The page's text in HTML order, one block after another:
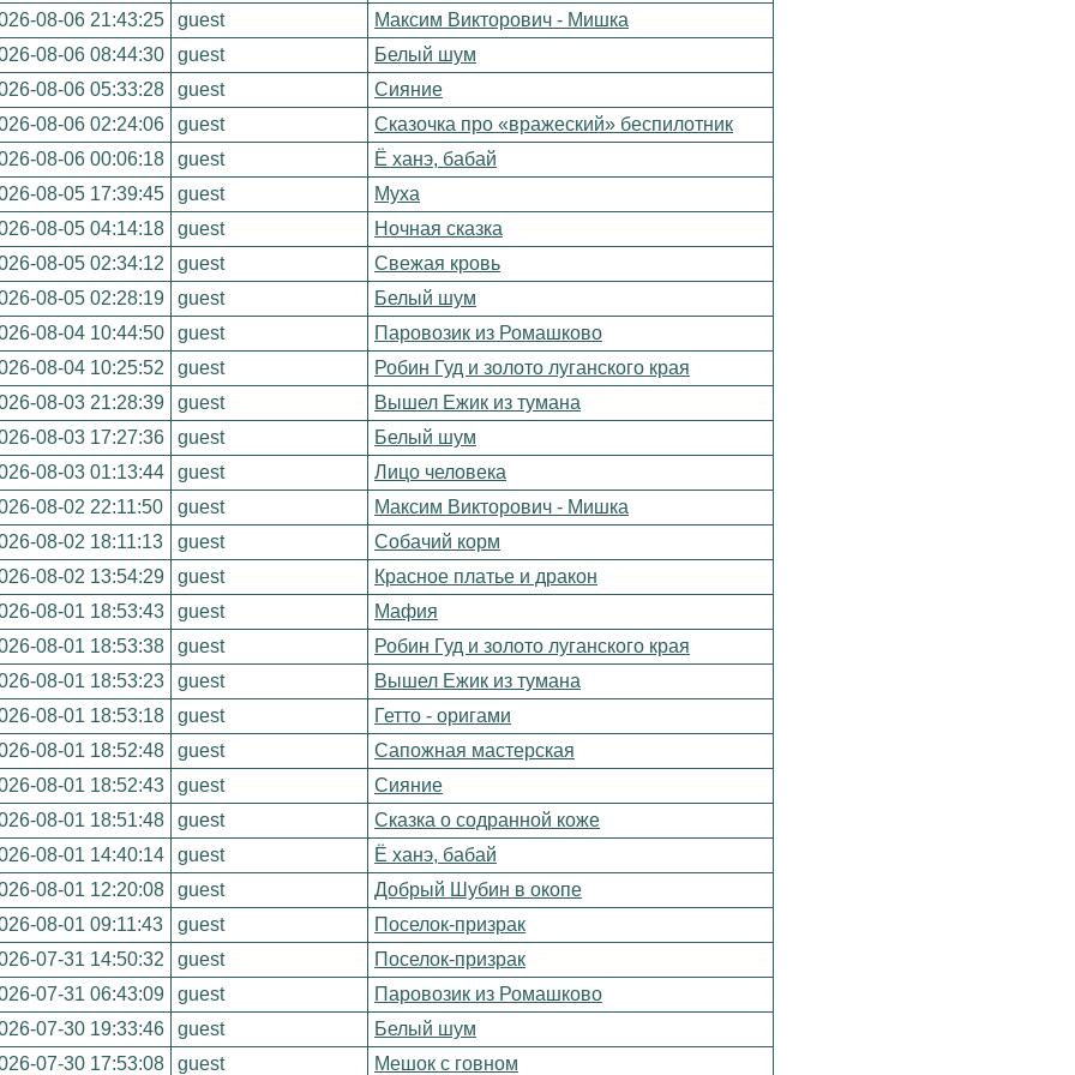
08-06 21:43:25 guest
Максим Викторович - Мишка
08-06 08:44:30
guest
Белый шум
08-06 05:33:28
guest
Сияние
08-06 02:24:06
guest
Сказочка про «вражеский» беспилотник
08-06 00:06:18
guest
Ё ханэ, бабай
08-05 17:39:45
guest
Муха
08-05 04:14:18
guest
Ночная сказка
08-05 02:34:12
guest
Свежая кровь
08-05 02:28:19
guest
Белый шум
08-04 10:44:50
guest
Паровозик из Ромашково
08-04 10:25:52
guest
Робин Гуд и золото луганского края
08-03 21:28:39
guest
Вышел Ежик из тумана
08-03 17:27:36
guest
Белый шум
08-03 01:13:44
guest
Лицо человека
08-02 22:11:50
guest
Максим Викторович - Мишка
08-02 18:11:13
guest
Собачий корм
08-02 13:54:29
guest
Красное платье и дракон
08-01 18:53:43
guest
Мафия
08-01 18:53:38
guest
Робин Гуд и золото луганского края
08-01 18:53:23
guest
Вышел Ежик из тумана
08-01 18:53:18
guest
Гетто - оригами
08-01 18:52:48
guest
Сапожная мастерская
08-01 18:52:43
guest
Сияние
08-01 18:51:48
guest
Сказка о содранной коже
08-01 14:40:14
guest
Ё ханэ, бабай
08-01 12:20:08
guest
Добрый Шубин в окопе
08-01 09:11:43
guest
Поселок-призрак
07-31 14:50:32
guest
Поселок-призрак
07-31 06:43:09
guest
Паровозик из Ромашково
07-30 19:33:46
guest
Белый шум
07-30 17:53:08
guest Мешок с говном